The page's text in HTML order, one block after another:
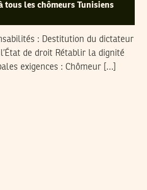
tous les chômeurs Tunisiens
: Destitution du dictateur
de droit Rétablir la dignité
exigences : Chômeur […]